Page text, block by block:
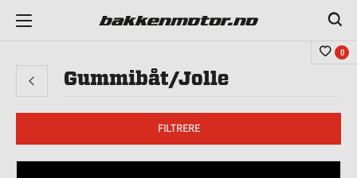
0
FILTRERE
Gummibåt/Jolle